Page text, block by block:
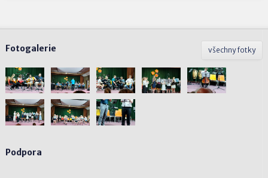
všechny fotky
Fotogalerie
Podpora